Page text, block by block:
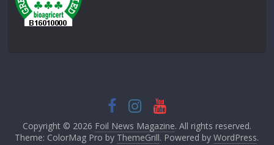
Copyright © 2026 Foil News Magazine. All rights reserved.
Theme: ColorMag Pro by ThemeGrill. Powered byWordPress.